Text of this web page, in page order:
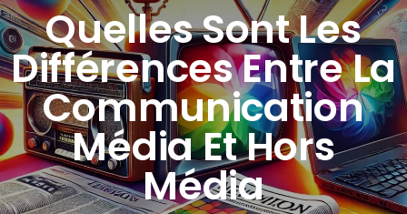
Quelles Sont Les
Différences Entre La
Communication
Média Et Hors
Média